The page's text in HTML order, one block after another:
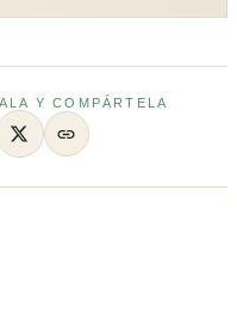
Y COMPÁRTELA